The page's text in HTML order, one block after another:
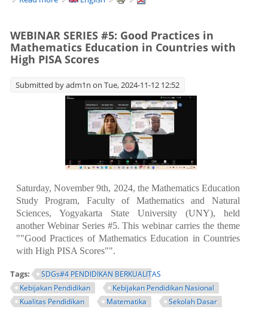
WEBINAR SERIES #5: Good Practices in
Mathematics Education in Countries with
High PISA Scores
Submitted byadm1n on Tue, 2024-11-12 12:52
Saturday, November 9th, 2024, the Mathematics Education
Study Program, Faculty of Mathematics and Natural
Sciences, Yogyakarta State University (UNY), held
another Webinar Series #5. This webinar carries the theme
""Good Practices of Mathematics Education in Countries
with High PISA Scores"".
Tags:
SDGs#4 PENDIDIKAN BERKUALITAS
Kebijakan Pendidikan
Kebijakan Pendidikan Nasional
Kualitas Pendidikan
Matematika
Sekolah Dasar